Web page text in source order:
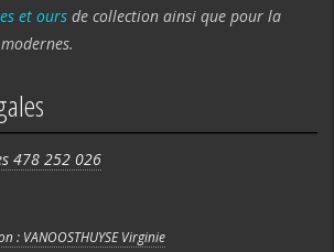
et ours de collection ainsi que pour la
478 252 026
: VANOOSTHUYSE Virginie